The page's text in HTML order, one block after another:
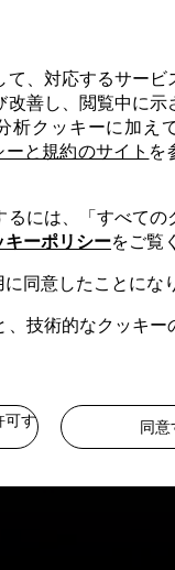
、対応するサービ
善し、閲覧中に示
析クッキーに加え
ーと規約のサイト を
には、「すべての
キーポリシーをご覧
に同意したことにな
、技術的なクッキ
可す
同意